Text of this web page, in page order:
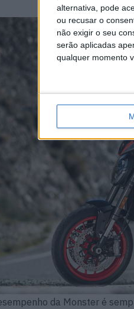
alternativa, pode
ou recusar o
não exigir o seu
serão aplicadas
qualquer momento
da Monster é